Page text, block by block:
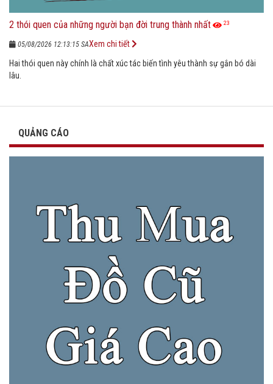
2 thói quen của những người bạn đời trung thành nhất 23
05/08/2026 12:13:15 SA
Hai thói quen này chính là chất xúc tác biến tình yêu thành sự gắn bó dài
lâu.
Xem chi tiết
QUẢNG CÁO